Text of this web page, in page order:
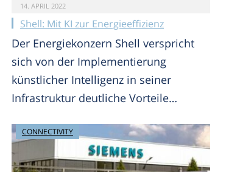
14. APRIL 2022
Shell: Mit KI zur Energieeffizienz
Der Energiekonzern Shell verspricht
sich von der Implementierung
künstlicher Intelligenz in seiner
Infrastruktur deutliche Vorteile…
CONNECTIVITY